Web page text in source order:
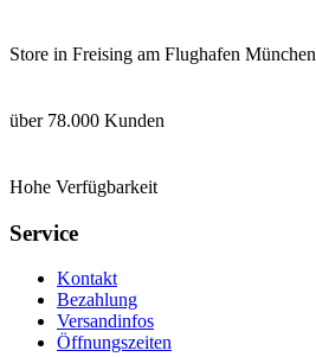
Store in Freising am Flughafen München
über 78.000 Kunden
Hohe Verfügbarkeit
Service
Kontakt
Bezahlung
Versandinfos
Öffnungszeiten